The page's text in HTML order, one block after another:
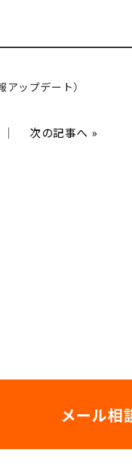
ップデート）
｜ 次の記事へ »
メール相